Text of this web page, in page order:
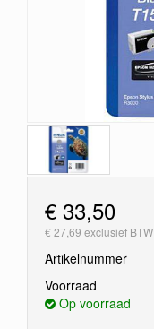
€ 33,50
€ 27,69 exclusief BTW
Artikelnummer
Voorraad
Op voorraad